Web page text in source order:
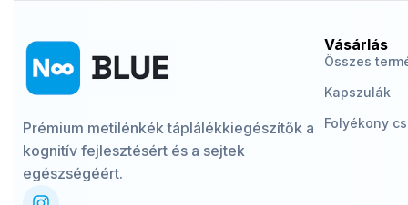
Prémium metilénkék táplálékkiegészítők a
kognitív fejlesztésért és a sejtek
egészségéért.
Vásárlás
Összes
Kapszulák
Folyékony